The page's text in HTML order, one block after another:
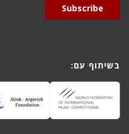
Subscribe
בשיתוף עם: